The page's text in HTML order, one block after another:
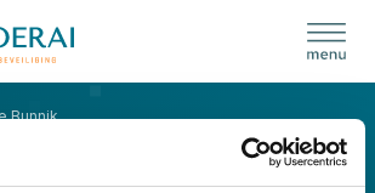
Bunnik
BUNNIK